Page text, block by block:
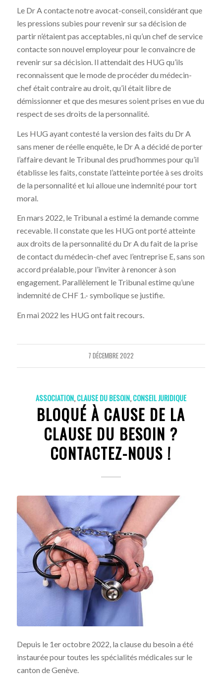
Le Dr A contacte notre avocat-conseil, considérant que
les pressions subies pour revenir sur sa décision de
partir n’étaient pas acceptables, ni qu’un chef de service
contacte son nouvel employeur pour le convaincre de
revenir sur sa décision. Il attendait des HUG qu’ils
reconnaissent que le mode de procéder du médecin-
chef était contraire au droit, qu’il était libre de
démissionner et que des mesures soient prises en vue du
respect de ses droits de la personnalité.
Les HUG ayant contesté la version des faits du Dr A
sans mener de réelle enquête, le Dr A a décidé de porter
l’affaire devant le Tribunal des prud’hommes pour qu’il
établisse les faits, constate l’atteinte portée à ses droits
de la personnalité et lui alloue une indemnité pour tort
moral.
En mars 2022, le Tribunal a estimé la demande comme
recevable. Il constate que les HUG ont porté atteinte
aux droits de la personnalité du Dr A du fait de la prise
de contact du médecin-chef avec l’entreprise E, sans son
accord préalable, pour l’inviter à renoncer à son
engagement. Parallèlement le Tribunal estime qu’une
indemnité de CHF 1.- symbolique se justifie.
En mai 2022 les HUG ont fait recours.
7 DÉCEMBRE 2022
ASSOCIATION,CLAUSE DU BESOIN,CONSEIL JURIDIQUE
BLOQUÉ À CAUSE DE LA
CLAUSE DU BESOIN ?
CONTACTEZ-NOUS !
Depuis le 1er octobre 2022, la clause du besoin a été
instaurée pour toutes les spécialités médicales sur le
canton de Genève.